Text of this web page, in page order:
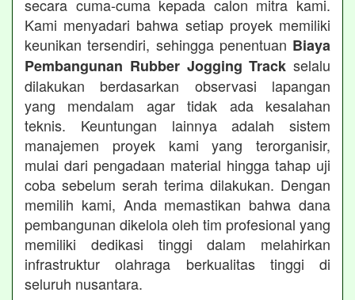
secara cuma-cuma kepada calon mitra kami.
Kami menyadari bahwa setiap proyek memiliki
keunikan tersendiri, sehingga penentuan Biaya
Pembangunan Rubber Jogging Track selalu
dilakukan berdasarkan observasi lapangan
yang mendalam agar tidak ada kesalahan
teknis. Keuntungan lainnya adalah sistem
manajemen proyek kami yang terorganisir,
mulai dari pengadaan material hingga tahap uji
coba sebelum serah terima dilakukan. Dengan
memilih kami, Anda memastikan bahwa dana
pembangunan dikelola oleh tim profesional yang
memiliki dedikasi tinggi dalam melahirkan
infrastruktur olahraga berkualitas tinggi di
seluruh nusantara.